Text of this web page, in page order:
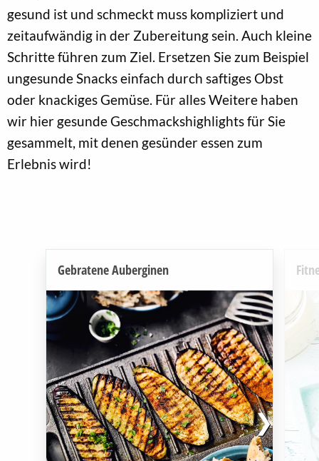
gesund ist und schmeckt muss kompliziert und
zeitaufwändig in der Zubereitung sein. Auch kleine
Schritte führen zum Ziel. Ersetzen Sie zum Beispiel
ungesunde Snacks einfach durch saftiges Obst
oder knackiges Gemüse. Für alles Weitere haben
wir hier gesunde Geschmackshighlights für Sie
gesammelt, mit denen gesünder essen zum
Erlebnis wird!
Gebratene Auberginen